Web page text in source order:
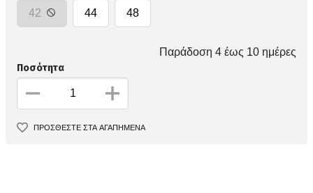
42 44 48
Παράδοση 4 έως 10 ημέρες
Ποσότητα
ΠΡΟΣΘΕΣΤΕ ΣΤΑ ΑΓΑΠΗΜΕΝΑ